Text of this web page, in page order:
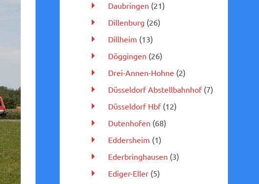
Daubringen (21)
Dillenburg (26)
Dillheim (13)
Döggingen (26)
Drei-Annen-Hohne (2)
Düsseldorf Abstellbahnhof(7)
Düsseldorf Hbf(12)
Dutenhofen (68)
Eddersheim (1)
Ederbringhausen (3)
Ediger-Eller(5)